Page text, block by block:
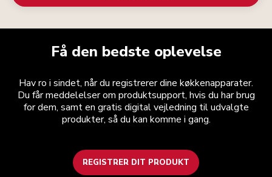
Få den bedste oplevelse
Hav ro i sindet, når du registrerer dine køkkenapparater.
Du får meddelelser om produktsupport, hvis du har brug
for dem, samt en gratis digital vejledning til udvalgte
produkter, så du kan komme i gang.
REGISTRER DIT PRODUKT